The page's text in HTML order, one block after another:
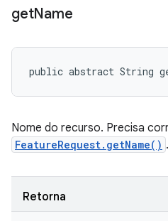
getName
public abstract String
Nome do recurso. Precisa
FeatureRequest.getName() .
Retorna